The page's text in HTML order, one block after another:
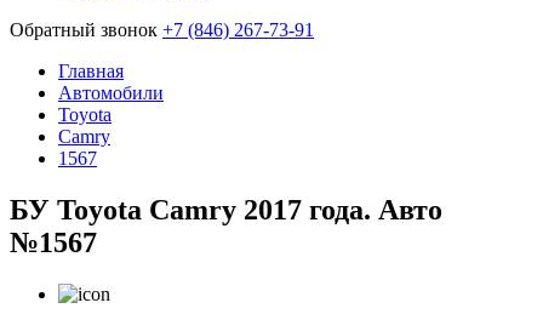
Обратный звонок +7 (846) 267-73-91
Главная
Автомобили
Toyota
Camry
1567
БУ Toyota Camry 2017 года. Авто
№1567